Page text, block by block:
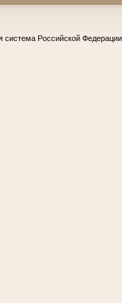
система Российской